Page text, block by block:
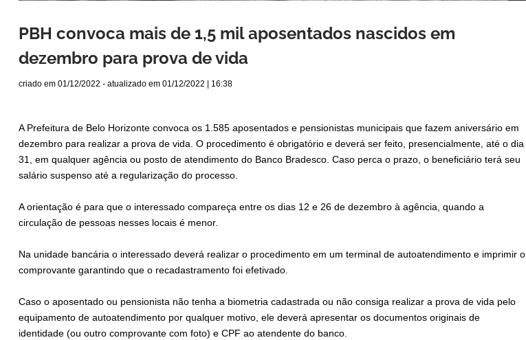
PBH convoca mais de 1,5 mil aposentados nascidos em
dezembro para prova de vida
criado em 01/12/2022 - atualizado em 01/12/2022 | 16:38
A Prefeitura de Belo Horizonte convoca os 1.585 aposentados e pensionistas municipais que fazem aniversário em
dezembro para realizar a prova de vida. O procedimento é obrigatório e deverá ser feito, presencialmente, até o dia
31, em qualquer agência ou posto de atendimento do Banco Bradesco. Caso perca o prazo, o beneficiário terá seu
salário suspenso até a regularização do processo.
A orientação é para que o interessado compareça entre os dias 12 e 26 de dezembro à agência, quando a
circulação de pessoas nesses locais é menor.
Na unidade bancária o interessado deverá realizar o procedimento em um terminal de autoatendimento e imprimir o
comprovante garantindo que o recadastramento foi efetivado.
Caso o aposentado ou pensionista não tenha a biometria cadastrada ou não consiga realizar a prova de vida pelo
equipamento de autoatendimento por qualquer motivo, ele deverá apresentar os documentos originais de
identidade (ou outro comprovante com foto) e CPF ao atendente do banco.